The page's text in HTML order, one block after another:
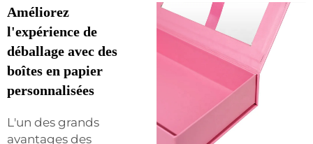
Améliorez
l'expérience de
déballage avec des
boîtes en papier
personnalisées
L'un des grands
avantages des